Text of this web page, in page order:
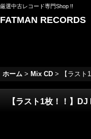
厳選中古レコード専門Shop !!
FATMAN RECORDS
ホーム > Mix CD > 【ラス
【ラスト1枚！！】